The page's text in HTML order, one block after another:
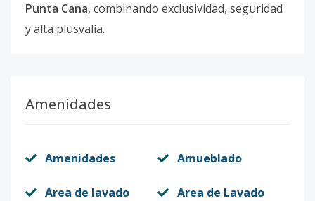
Punta Cana, combinando exclusividad, seguridad
y alta plusvalía.
Amenidades
Amenidades Amueblado
Area de lavado Area de Lavado